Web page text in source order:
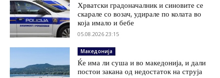
Хрватски градоначалник и синовите се
скарале со возач, удирале по колата во
која имало и бебе
05.08.2026 23:15
Македонија
Ќе има ли суша и во македонија, и дали
постои закана од недостаток на струја